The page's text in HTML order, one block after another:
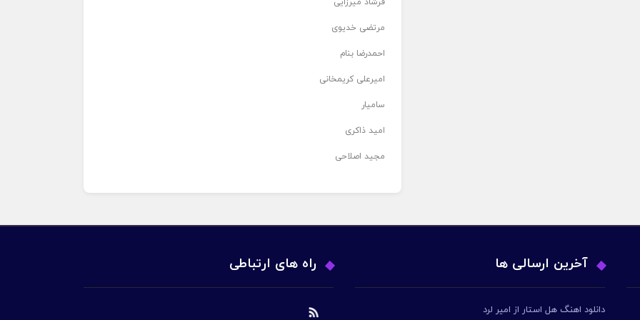
مرتضی خدیوی
احمدرضا بنام
امیرعلی کریمخانی
سامیار
امید ذاکری
مجید اصلاحی
آخرین ارسالی ها
دانلود اهنگ هل استار از امیر لرد
راه های ارتباطی